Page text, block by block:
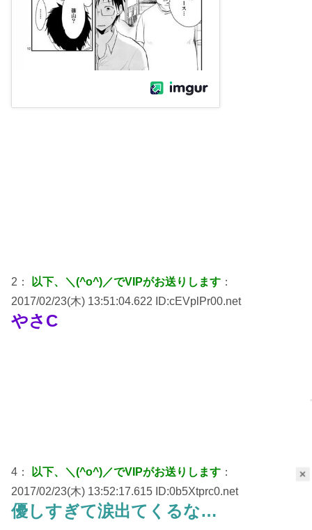
×
2： 以下、＼(^o^)／でVIPがお送りします ：
2017/02/23(木) 13:51:04.622 ID:cEVplPr00.net
やさC
4： 以下、＼(^o^)／でVIPがお送りします ：
2017/02/23(木) 13:52:17.615 ID:0b5Xtprc0.net
優しすぎて涙出てくるな…